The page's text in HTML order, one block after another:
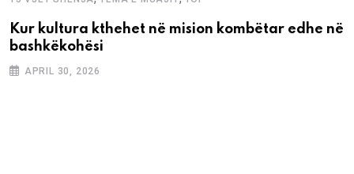
Kur kultura kthehet në mision kombëtar edhe në
bashkëkohësi
APRIL 30, 2026